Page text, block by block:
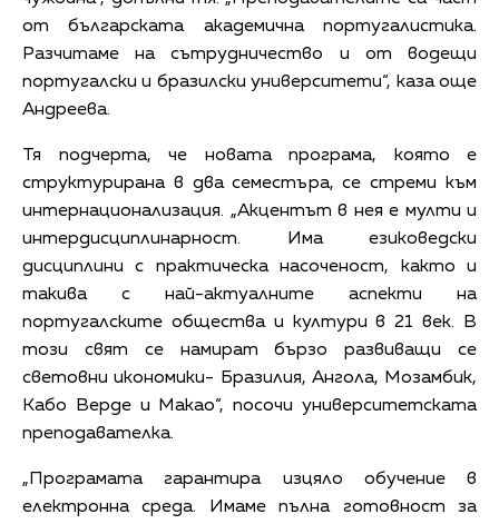
от българската академична португалистика.
Разчитаме на сътрудничество и от водещи
португалски и бразилски университети“, каза още
Андреева.
Тя подчерта, че новата програма, която е
структурирана в два семестъра, се стреми към
интернационализация. „Акцентът в нея е мулти и
интердисциплинарност. Има езиковедски
дисциплини с практическа насоченост, както и
такива с най-актуалните аспекти на
португалските общества и култури в 21 век. В
този свят се намират бързо развиващи се
световни икономики- Бразилия, Ангола, Мозамбик,
Кабо Верде и Макао“, посочи университетската
преподавателка.
„Програмата гарантира изцяло обучение в
електронна среда. Имаме пълна готовност за